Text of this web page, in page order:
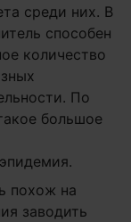
среди них. В
способен
количество
По
большое
похож на
заводить